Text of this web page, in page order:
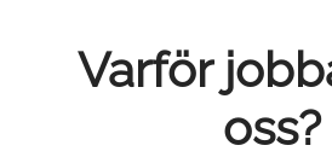
Varför
oss?